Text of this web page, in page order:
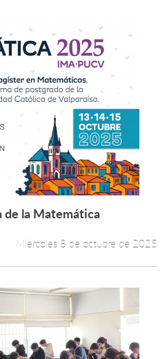
Leer más +
de la Matemática
Miércoles 8 de octubre de 2025